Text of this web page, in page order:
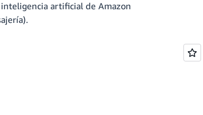
artificial de Amazon